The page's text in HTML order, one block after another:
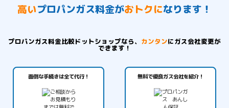
高いプロパンガス料金がおトクになります！
プロパンガス料金比較ドットショップなら、 カンタンにガス会社変更が
できます！
面倒な手続きは全て代行！ 無料で優良ガス会社を紹介！